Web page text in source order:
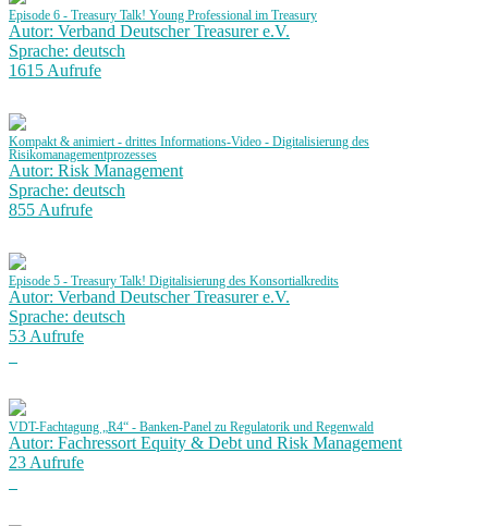
Episode 6 - Treasury Talk! Young Professional im Treasury
Autor: Verband Deutscher Treasurer e.V.
Sprache: deutsch
1615 Aufrufe
Kompakt & animiert - drittes Informations-Video - Digitalisierung des
Risikomanagementprozesses
Autor: Risk Management
Sprache: deutsch
855 Aufrufe
Episode 5 - Treasury Talk! Digitalisierung des Konsortialkredits
Autor: Verband Deutscher Treasurer e.V.
Sprache: deutsch
53 Aufrufe
VDT-Fachtagung „R4“ - Banken-Panel zu Regulatorik und Regenwald
Autor: Fachressort Equity & Debt und Risk Management
23 Aufrufe